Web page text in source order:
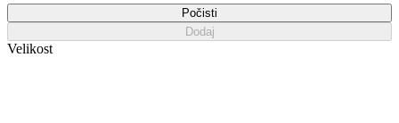
Počisti
Dodaj
Velikost